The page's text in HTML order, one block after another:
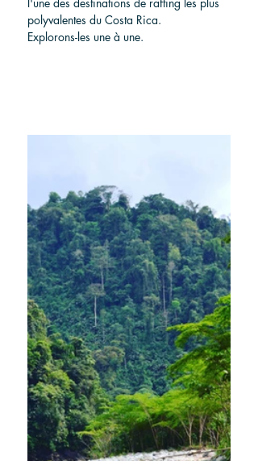
polyvalentes du Costa Rica.
Explorons-les une à une.